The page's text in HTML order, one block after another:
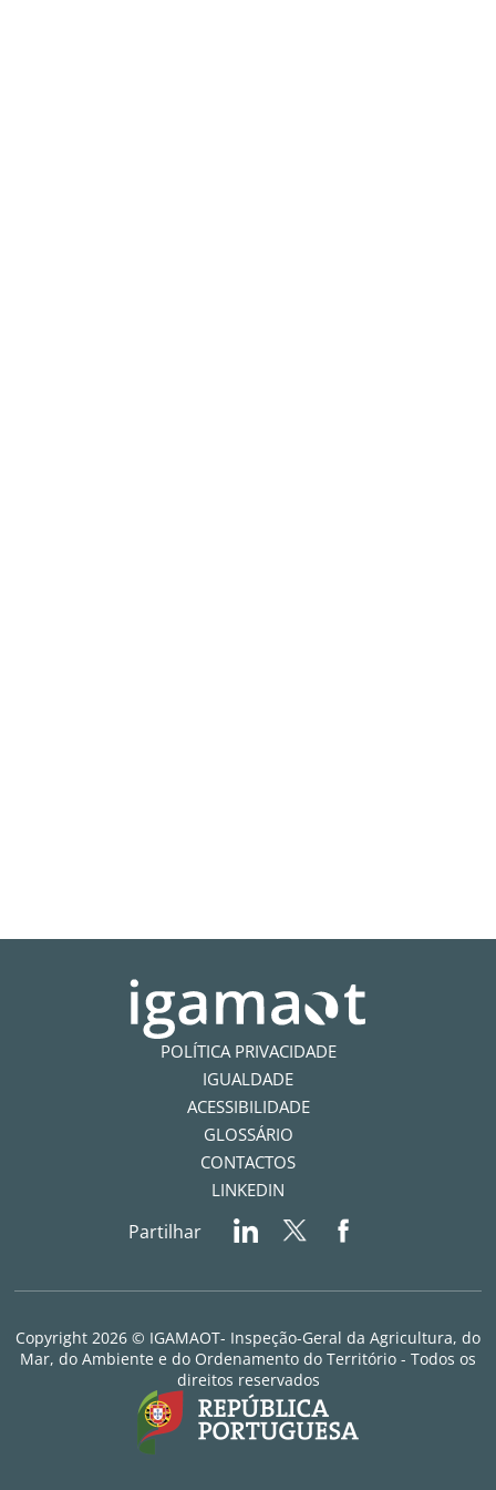
POLÍTICA PRIVACIDADE
IGUALDADE
ACESSIBILIDADE
GLOSSÁRIO
CONTACTOS
LINKEDIN
Partilhar
Copyright 2026 © IGAMAOT- Inspeção-Geral da Agricultura, do
Mar, do Ambiente e do Ordenamento do Território - Todos os
direitos reservados